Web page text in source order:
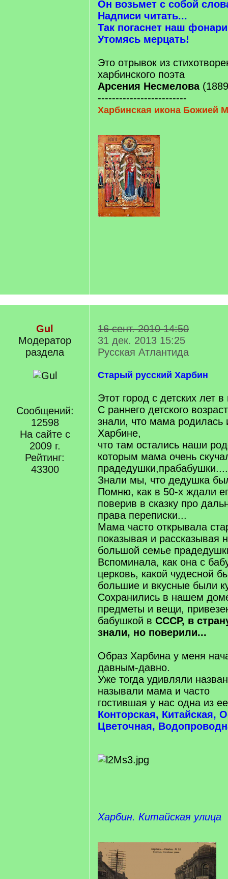
Он возьмет с собой
Надписи читать...
Так погаснет наш
Утомясь мерцать!
Это отрывок из
харбинского поэта
Арсения Несмелова
-------------------------
Харбинская икона Божией
Gul
Модератор
раздела
Сообщений:
12598
На сайте с
2009 г.
Рейтинг:
43300
16 сент. 2010 14:50
31 дек. 2013 15:25
Русская Атлантида
Старый русский Харбин
Этот город с детских лет
С раннего детского
знали, что мама родилась
Харбине,
что там остались наши
которым мама очень
прадедушки,прабабушки....
Знали мы, что дедушка
Помню, как в 50-х ждали
поверив в сказку про
права переписки...
Мама часто открывала
показывая и рассказывая
большой семье
Вспоминала, как она с
церковь, какой чудесной
большие и вкусные были
Сохранились в нашем
предметы и вещи,
бабушкой в СССР, в
знали, но поверили...
Образ Харбина у меня
давным-давно.
Уже тогда удивляли
называли мама и часто
гостившая у нас одна из
Конторская, Китайская,
Цветочная,
Харбин. Китайская улица